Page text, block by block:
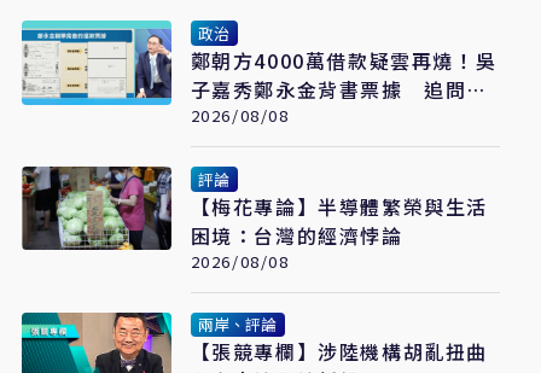
政治
鄭朝方4000萬借款疑雲再燒！吳
子嘉秀鄭永金背書票據 追問
2018選舉資金流向
2026/08/08
評論
【梅花專論】半導體繁榮與生活
困境：台灣的經濟悖論
2026/08/08
兩岸、評論
【張競專欄】涉陸機構胡亂扭曲